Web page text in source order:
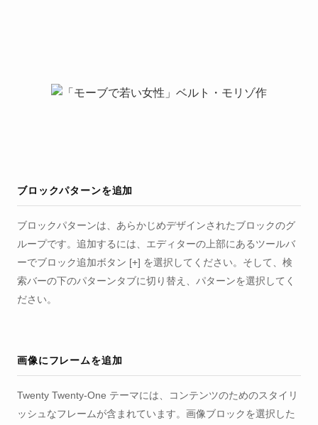
ブロックパターンを追加
ブロックパターンは、あらかじめデザインされたブロックのグ
ループです。追加するには、エディターの上部にあるツールバ
ーでブロック追加ボタン [+] を選択してください。そして、検
索バーの下のパターンタブに切り替え、パターンを選択してく
ださい。
画像にフレームを追加
Twenty Twenty-One テーマには、コンテンツのためのスタイリ
ッシュなフレームが含まれています。画像ブロックを選択した